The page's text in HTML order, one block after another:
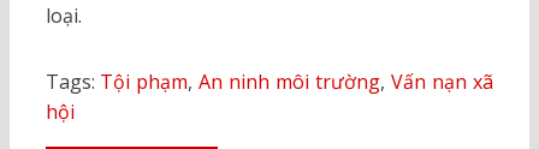
loại.
Tags: Tội phạm,An ninh môi trường, Vấn nạn xã
hội